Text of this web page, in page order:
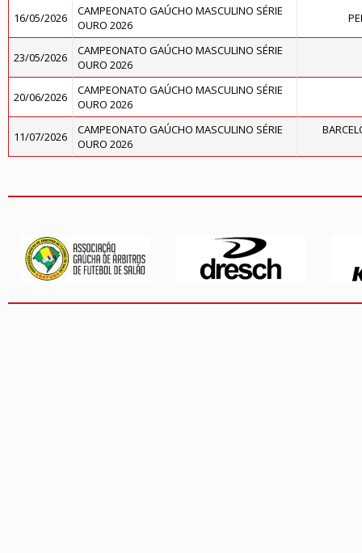
16/05/2026
CAMPEONATO GAÚCHO MASCULINO SÉRIE
OURO 2026
23/05/2026
CAMPEONATO GAÚCHO MASCULINO SÉRIE
OURO 2026
20/06/2026
CAMPEONATO GAÚCHO MASCULINO SÉRIE
OURO 2026
11/07/2026
CAMPEONATO GAÚCHO MASCULINO SÉRIE
OURO 2026